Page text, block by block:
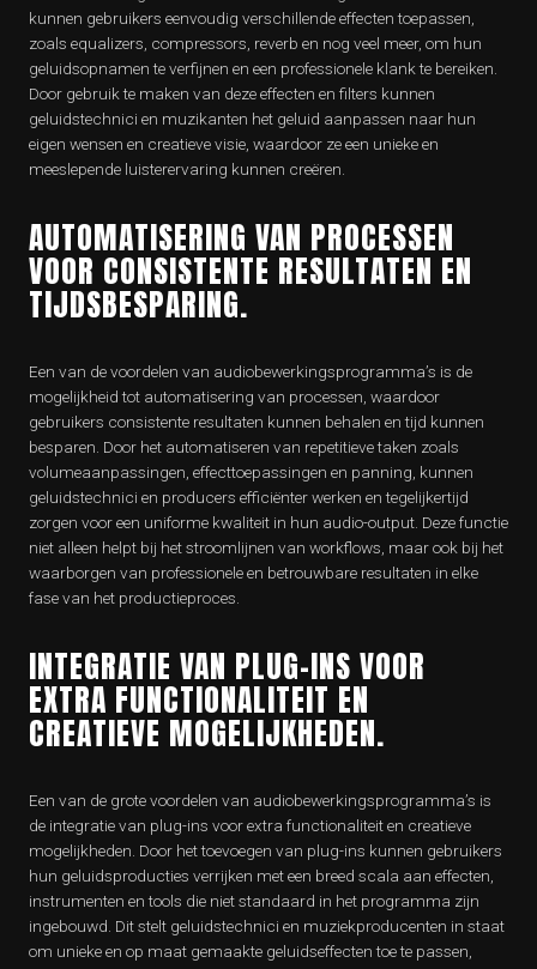
kunnen gebruikers eenvoudig verschillende effecten toepassen,
zoals equalizers, compressors, reverb en nog veel meer, om hun
geluidsopnamen te verfijnen en een professionele klank te bereiken.
Door gebruik te maken van deze effecten en filters kunnen
geluidstechnici en muzikanten het geluid aanpassen naar hun
eigen wensen en creatieve visie, waardoor ze een unieke en
meeslepende luisterervaring kunnen creëren.
AUTOMATISERING VAN PROCESSEN
VOOR CONSISTENTE RESULTATEN EN
TIJDSBESPARING.
Een van de voordelen van audiobewerkingsprogramma’s is de
mogelijkheid tot automatisering van processen, waardoor
gebruikers consistente resultaten kunnen behalen en tijd kunnen
besparen. Door het automatiseren van repetitieve taken zoals
volumeaanpassingen, effecttoepassingen en panning, kunnen
geluidstechnici en producers efficiënter werken en tegelijkertijd
zorgen voor een uniforme kwaliteit in hun audio-output. Deze functie
niet alleen helpt bij het stroomlijnen van workflows, maar ook bij het
waarborgen van professionele en betrouwbare resultaten in elke
fase van het productieproces.
INTEGRATIE VAN PLUG-INS VOOR
EXTRA FUNCTIONALITEIT EN
CREATIEVE MOGELIJKHEDEN.
Een van de grote voordelen van audiobewerkingsprogramma’s is
de integratie van plug-ins voor extra functionaliteit en creatieve
mogelijkheden. Door het toevoegen van plug-ins kunnen gebruikers
hun geluidsproducties verrijken met een breed scala aan effecten,
instrumenten en tools die niet standaard in het programma zijn
ingebouwd. Dit stelt geluidstechnici en muziekproducenten in staat
om unieke en op maat gemaakte geluidseffecten toe te passen,